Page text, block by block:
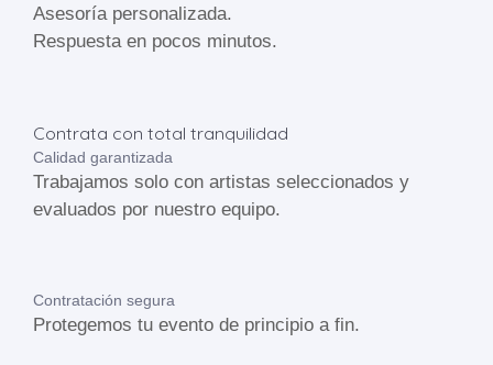
Asesoría personalizada.
Respuesta en pocos minutos.
Contrata con total tranquilidad
Calidad garantizada
Trabajamos solo con artistas seleccionados y
evaluados por nuestro equipo.
Contratación segura
Protegemos tu evento de principio a fin.